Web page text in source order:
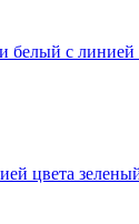
белый с
цвета